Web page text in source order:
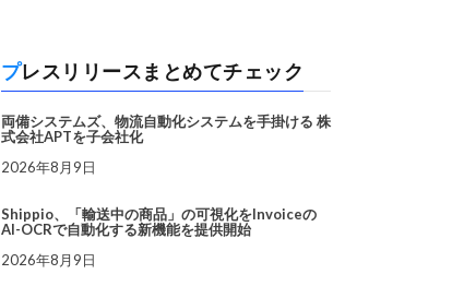
プレスリリースまとめてチェック
両備システムズ、物流自動化システムを手掛ける 株
式会社APTを子会社化
2026年8月9日
Shippio、「輸送中の商品」の可視化をInvoiceの
AI-OCRで自動化する新機能を提供開始
2026年8月9日